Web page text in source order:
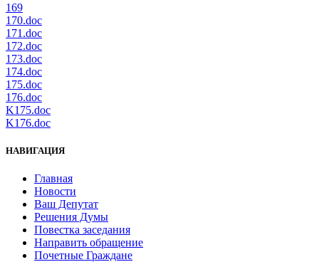
169
170.doc
171.doc
172.doc
173.doc
174.doc
175.doc
176.doc
K175.doc
K176.doc
НАВИГАЦИЯ
Главная
Новости
Ваш Депутат
Решения Думы
Повестка заседания
Направить обращение
Почетные Граждане